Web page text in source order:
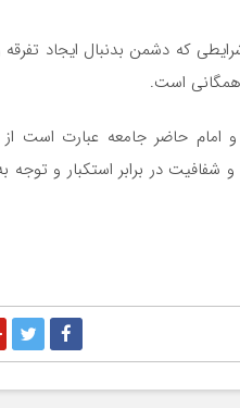
که دشمن بدنبال ایجاد
همگانی است.
و امام حاضر جامعه عبارت است
در برابر استکبار و توجه